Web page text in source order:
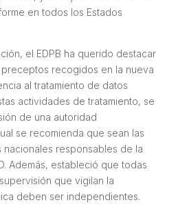
en todos los Estados
el EDPB ha querido destacar
recogidos en la nueva
al tratamiento de datos
actividades de tratamiento, se
de una autoridad
se recomienda que sean las
nacionales responsables de la
Además, estableció que todas
que vigilan la
deben ser independientes.